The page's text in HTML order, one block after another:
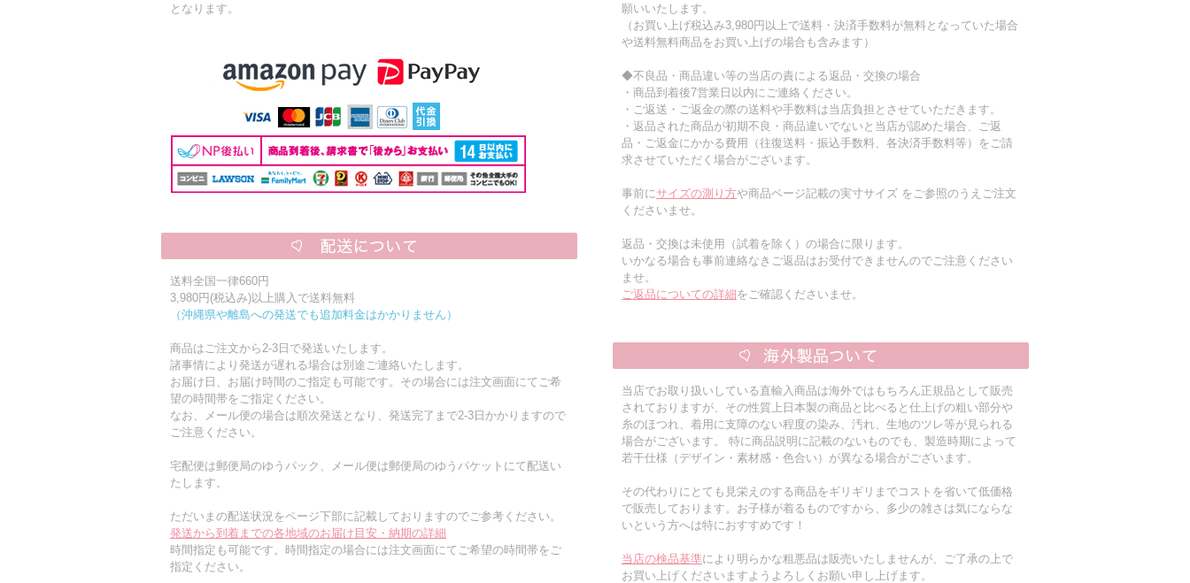
となります。
送料全国一律660円
3,980円(税込み)以上購入で送料無料
（沖縄県や離島への発送でも追加料金はかかりません）
商品はご注文から2-3日で発送いたします。
諸事情により発送が遅れる場合は別途ご連絡いたします。
お届け日、お届け時間のご指定も可能です。その場合には注文画面にてご希
望の時間帯をご指定ください。
なお、メール便の場合は順次発送となり、発送完了まで2-3日かかりますので
ご注意ください。
宅配便は郵便局のゆうパック、メール便は郵便局のゆうパケットにて配送い
たします。
ただいまの配送状況をページ下部に記載しておりますのでご参考ください。
発送から到着までの各地域のお届け目安・納期の詳細
時間指定も可能です。時間指定の場合には注文画面にてご希望の時間帯をご
指定ください。
願いいたします。
（お買い上げ税込み3,980円以上で送料・決済手数料が無料となっていた場合
や送料無料商品をお買い上げの場合も含みます）
◆不良品・商品違い等の当店の責による返品・交換の場合
・商品到着後7営業日以内にご連絡ください。
・ご返送・ご返金の際の送料や手数料は当店負担とさせていただきます。
・返品された商品が初期不良・商品違いでないと当店が認めた場合、ご返
品・ご返金にかかる費用（往復送料・振込手数料、各決済手数料等）をご請
求させていただく場合がございます。
事前にサイズの測り方や商品ページ記載の実寸サイズ をご参照のうえご注文
くださいませ。
返品・交換は未使用（試着を除く）の場合に限ります。
いかなる場合も事前連絡なきご返品はお受付できませんのでご注意ください
ませ。
ご返品についての詳細をご確認くださいませ。
当店でお取り扱いしている直輸入商品は海外ではもちろん正規品として販売
されておりますが、その性質上日本製の商品と比べると仕上げの粗い部分や
糸のほつれ、着用に支障のない程度の染み、汚れ、生地のツレ等が見られる
場合がございます。 特に商品説明に記載のないものでも、製造時期によって
若干仕様（デザイン・素材感・色合い）が異なる場合がございます。
その代わりにとても見栄えのする商品をギリギリまでコストを省いて低価格
で販売しております。お子様が着るものですから、多少の雑さは気にならな
いという方へは特におすすめです！
当店の検品基準により明らかな粗悪品は販売いたしませんが、ご了承の上で
お買い上げくださいますようよろしくお願い申し上げます。